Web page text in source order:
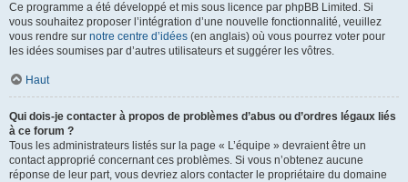
Ce programme a été développé et mis sous licence par phpBB Limited. Si
vous souhaitez proposer l’intégration d’une nouvelle fonctionnalité, veuillez
vous rendre sur notre centre d’idées (en anglais) où vous pourrez voter pour
les idées soumises par d’autres utilisateurs et suggérer les vôtres.
Haut
Qui dois-je contacter à propos de problèmes d’abus ou d’ordres légaux liés
à ce forum ?
Tous les administrateurs listés sur la page « L’équipe » devraient être un
contact approprié concernant ces problèmes. Si vous n’obtenez aucune
réponse de leur part, vous devriez alors contacter le propriétaire du domaine